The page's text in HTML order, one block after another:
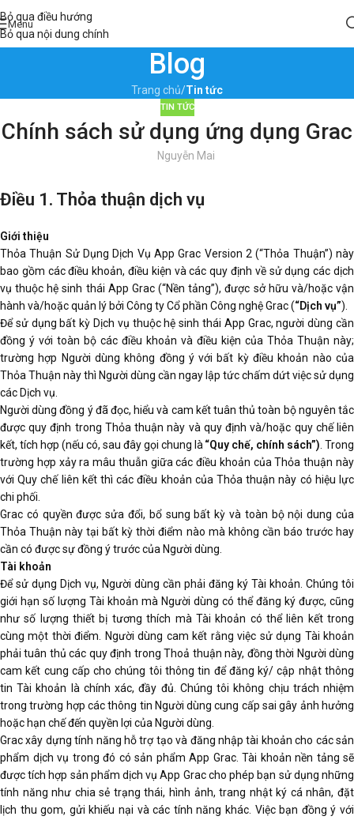
Bỏ qua điều hướng
Bỏ qua nội dung chính
Menu
Blog
Trang chủ/Tin tức
TIN TỨC
Chính sách sử dụng ứng dụng Grac
Nguyễn Mai
Điều 1. Thỏa thuận dịch vụ
Giới thiệu
Thỏa Thuận Sử Dụng Dịch Vụ App Grac Version 2 (“Thỏa Thuận”) này
bao gồm các điều khoản, điều kiện và các quy định về sử dụng các dịch
vụ thuộc hệ sinh thái App Grac (“Nền tảng”), được sở hữu và/hoặc vận
hành và/hoặc quản lý bởi Công ty Cổ phần Công nghệ Grac (“Dịch vụ”).
Để sử dụng bất kỳ Dịch vụ thuộc hệ sinh thái App Grac, người dùng cần
đồng ý với toàn bộ các điều khoản và điều kiện của Thỏa Thuận này;
trường hợp Người dùng không đồng ý với bất kỳ điều khoản nào của
Thỏa Thuận này thì Người dùng cần ngay lập tức chấm dứt việc sử dụng
các Dịch vụ.
Người dùng đồng ý đã đọc, hiểu và cam kết tuân thủ toàn bộ nguyên tắc
được quy định trong Thỏa thuận này và quy định và/hoặc quy chế liên
kết, tích hợp (nếu có, sau đây gọi chung là“Quy chế, chính sách”). Trong
trường hợp xảy ra mâu thuẫn giữa các điều khoản của Thỏa thuận này
với Quy chế liên kết thì các điều khoản của Thỏa thuận này có hiệu lực
chi phối.
Grac có quyền được sửa đổi, bổ sung bất kỳ và toàn bộ nội dung của
Thỏa Thuận này tại bất kỳ thời điểm nào mà không cần báo trước hay
cần có được sự đồng ý trước của Người dùng.
Tài khoản
Để sử dụng Dịch vụ, Người dùng cần phải đăng ký Tài khoản. Chúng tôi
giới hạn số lượng Tài khoản mà Người dùng có thể đăng ký được, cũng
như số lượng thiết bị tương thích mà Tài khoản có thể liên kết trong
cùng một thời điểm. Người dùng cam kết rằng việc sử dụng Tài khoản
phải tuân thủ các quy định trong Thoả thuận này, đồng thời Người dùng
cam kết cung cấp cho chúng tôi thông tin để đăng ký/ cập nhật thông
tin Tài khoản là chính xác, đầy đủ. Chúng tôi không chịu trách nhiệm
trong trường hợp các thông tin Người dùng cung cấp sai gây ảnh hưởng
hoặc hạn chế đến quyền lợi của Người dùng.
Grac xây dựng tính năng hỗ trợ tạo và đăng nhập tài khoản cho các sản
phẩm dịch vụ trong đó có sản phẩm App Grac. Tài khoản nền tảng sẽ
được tích hợp sản phẩm dịch vụ App Grac cho phép bạn sử dụng những
tính năng như chia sẻ trạng thái, hình ảnh, trang nhật ký cá nhân, đặt
lịch thu gom, gửi khiếu nại và các tính năng khác. Việc bạn đồng ý với